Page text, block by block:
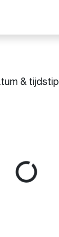
& tijdstip